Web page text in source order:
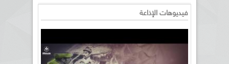
فيديوهات الإذاعة